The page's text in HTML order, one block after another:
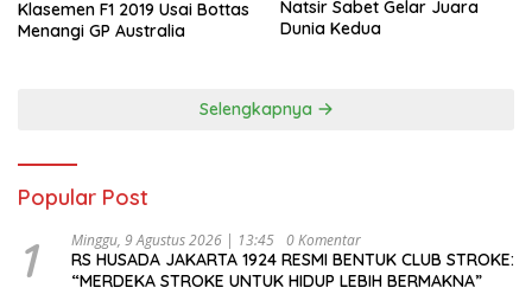
Klasemen F1 2019 Usai Bottas
Menangi GP Australia
Natsir Sabet Gelar Juara
Dunia Kedua
Selengkapnya
Popular Post
1 Minggu, 9 Agustus 2026 | 13:45 0 Komentar
RS HUSADA JAKARTA 1924 RESMI BENTUK CLUB STROKE:
“MERDEKA STROKE UNTUK HIDUP LEBIH BERMAKNA”